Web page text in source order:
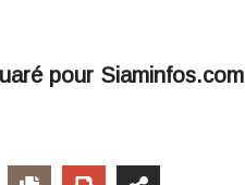
pour Siaminfos.com